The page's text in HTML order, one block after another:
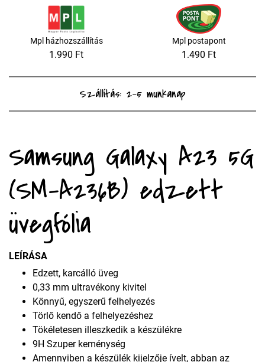
Mpl házhozszállítás
1.990 Ft
Mpl postapont
1.490 Ft
Szállítás: 2-5 munkanap
Samsung Galaxy A23 5G
(SM-A236B) edzett
üvegfólia
LEÍRÁSA
Edzett, karcálló üveg
0,33 mm ultravékony kivitel
Könnyű, egyszerű felhelyezés
Törlő kendő a felhelyezéshez
Tökéletesen illeszkedik a készülékre
9H Szuper keménység
Amennyiben a készülék kijelzője ívelt, abban az